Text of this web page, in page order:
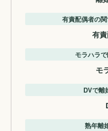
有責配偶者の
有
モラハラ
モ
DVで離
熟年離